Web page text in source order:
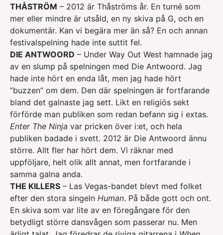
THÅSTRÖM – 2012 är Thåströms år. En turné som
mer eller mindre är utsåld, en ny skiva på G, och en
dokumentär. Kan vi begära mer än så? En och annan
festivalspelning hade inte suttit fel.
DIE ANTWOORD – Under Way Out West hamnade jag
av en slump på spelningen med Die Antwoord. Jag
hade inte hört en enda låt, men jag hade hört
”buzzen” om dem. Den där spelningen är fortfarande
bland det galnaste jag sett. Likt en religiös sekt
förförde man publiken som redan befann sig i extas.
Enter The Ninja var pricken över i:et, och hela
publiken badade i svett. 2012 är Die Antwoord ännu
större. Allt fler har hört dem. Vi räknar med
uppföljare, helt olik allt annat, men fortfarande i
samma galna anda.
THE KILLERS – Las Vegas-bandet blevt med folket
efter den stora singeln Human. På både gott och ont.
En skiva som var lite av en föregångare för den
betydligt större dansvågen som passerar nu. Men